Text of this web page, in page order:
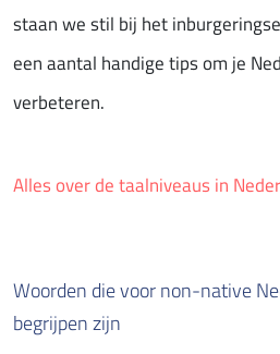
staan we stil bij het
een aantal handige tips om je
verbeteren.
Alles over de taalniveaus in
Woorden die voor non-native
begrijpen zijn